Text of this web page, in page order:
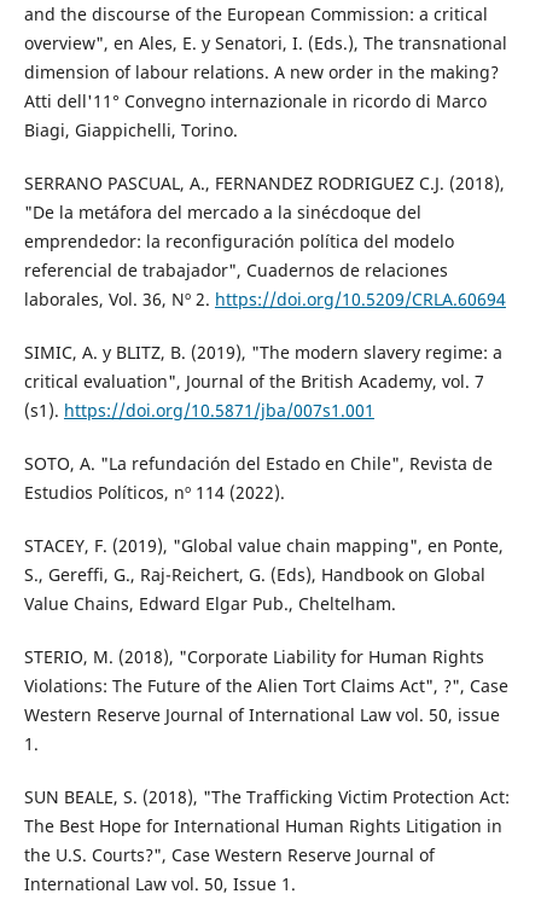
and the discourse of the European Commission: a critical
overview", en Ales, E. y Senatori, I. (Eds.), The transnational
dimension of labour relations. A new order in the making?
Atti dell'11° Convegno internazionale in ricordo di Marco
Biagi, Giappichelli, Torino.
SERRANO PASCUAL, A., FERNANDEZ RODRIGUEZ C.J. (2018),
"De la metáfora del mercado a la sinécdoque del
emprendedor: la reconfiguración política del modelo
referencial de trabajador", Cuadernos de relaciones
laborales, Vol. 36, Nº 2. https://doi.org/10.5209/CRLA.60694
SIMIC, A. y BLITZ, B. (2019), "The modern slavery regime: a
critical evaluation", Journal of the British Academy, vol. 7
(s1). https://doi.org/10.5871/jba/007s1.001
SOTO, A. "La refundación del Estado en Chile", Revista de
Estudios Políticos, nº 114 (2022).
STACEY, F. (2019), "Global value chain mapping", en Ponte,
S., Gereffi, G., Raj-Reichert, G. (Eds), Handbook on Global
Value Chains, Edward Elgar Pub., Cheltelham.
STERIO, M. (2018), "Corporate Liability for Human Rights
Violations: The Future of the Alien Tort Claims Act", ?", Case
Western Reserve Journal of International Law vol. 50, issue
1.
SUN BEALE, S. (2018), "The Trafficking Victim Protection Act:
The Best Hope for International Human Rights Litigation in
the U.S. Courts?", Case Western Reserve Journal of
International Law vol. 50, Issue 1.